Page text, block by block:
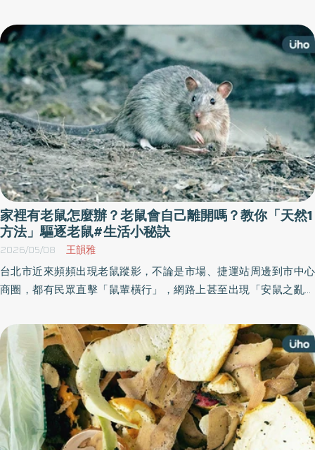
度恐慌，但仍可留意產品成分與使用方式。《優活健康網》特摘此
篇分享香水的挑選以及使用方式。
家裡有老鼠怎麼辦？老鼠會自己離開嗎？教你「天然1
方法」驅逐老鼠#生活小秘訣
2026/05/08 王韻雅
台北市近來頻頻出現老鼠蹤影，不論是市場、捷運站周邊到市中心
商圈，都有民眾直擊「鼠輩橫行」，網路上甚至出現「安鼠之亂」
他病毒嗎？如何判斷家裡有老鼠？家裡有老鼠怎麼辦？《優活健康
網》整理相關的鼠患問題，幫助民眾了解現況。